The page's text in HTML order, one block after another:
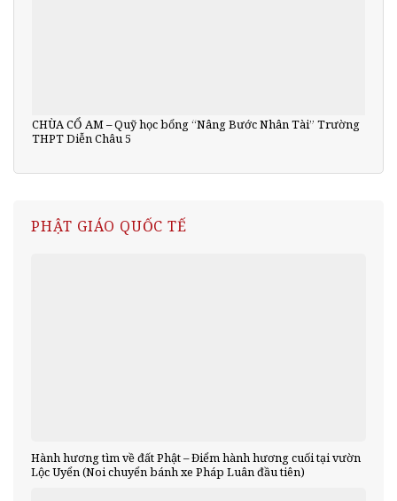
CHÙA CỔ AM – Quỹ học bổng “Nâng Bước Nhân Tài” Trường
THPT Diễn Châu 5
PHẬT GIÁO QUỐC TẾ
Hành hương tìm về đất Phật – Điểm hành hương cuối tại vườn
Lộc Uyển (Noi chuyển bánh xe Pháp Luân đầu tiên)